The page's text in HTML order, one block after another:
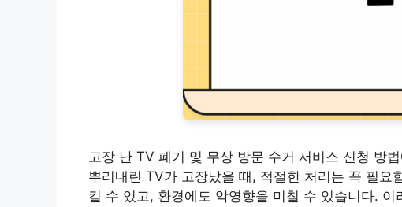
고장 난 TV 폐기 및 무상 방문 수거 서비스 신청 방
뿌리내린 TV가 고장났을 때, 적절한 처리는 꼭 필요
킬 수 있고, 환경에도 악영향을 미칠 수 있습니다.